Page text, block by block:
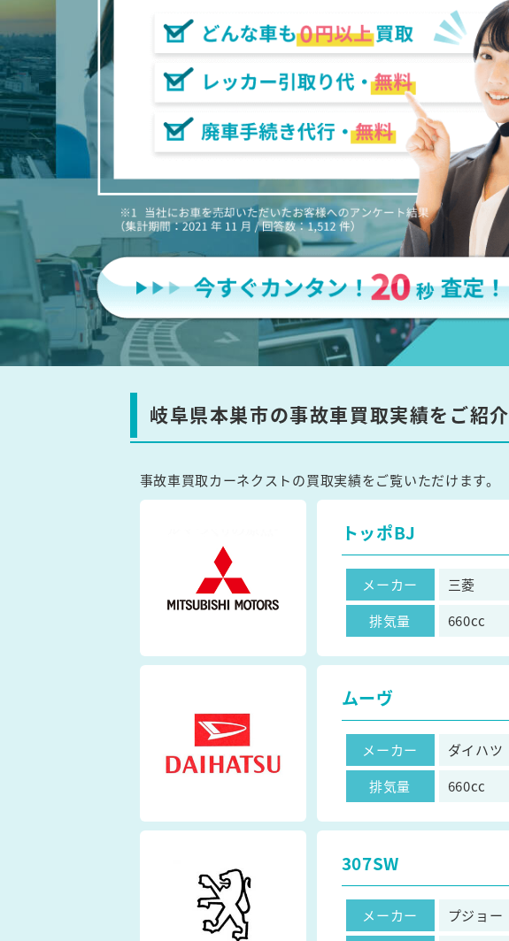
岐阜県本巣市の事故車買取実績をご紹介
事故車買取カーネクストの買取実績をご覧いただけます。
トッポBJ
メーカー 三菱
排気量
660cc
ムーヴ
メーカー ダイハツ
排気量
660cc
307SW
メーカー プジョー